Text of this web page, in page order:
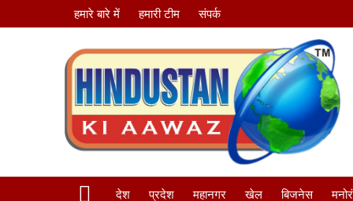
हमारे बारे में हमारी टीम संपर्क
देश प्रदेश महानगर खेल बिजनेस